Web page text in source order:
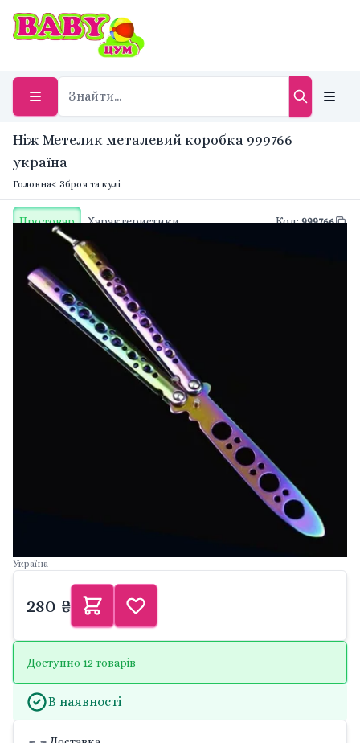
Ніж Метелик металевий коробка 999766
україна
Головна< Зброя та кулі
Про товар Характеристики Код:999766
Україна
280 ₴
Доступно 12 товарів
В наявності